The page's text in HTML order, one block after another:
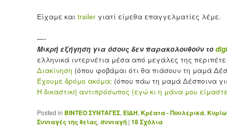
Είχαμε και trailer γιατί είμεθα επαγγελματίες λέμε.
—-
Μικρή εξήγηση για όσους δεν παρακολουθούν το
ελληνικά ιντερνέτια μέσα από μεγάλες της
Διακίνηση (όπου φοβάμαι ότι θα πιάσουν τη μαμά
Έχουμε δρόμο ακόμα; (όπου πάω τη μαμά Δέσποινα
Η δικαστική αντιπρόσωπος (εγώ κι η μάνα μου
Posted in ΒΙΝΤΕΟ ΣΥΝΤΑΓΕΣ, ΕΙΔΗ, Κρέατα - Πουλερικά,
Συνταγές της θείας, συνταγή | 18Σχόλια